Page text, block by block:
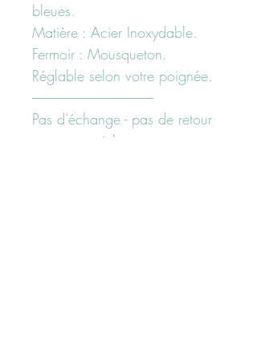
bleues.
Matière : Acier Inoxydable.
Fermoir : Mousqueton.
Réglable selon votre poignée.
--------------------------------------------------
Pas d'échange - pas de retour
sur cette article.